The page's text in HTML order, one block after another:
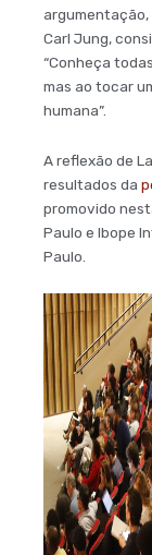
argumentação,
Carl Jung,
“Conheça
mas ao tocar
humana”.
A reflexão de
resultados da
promovido
Paulo e Ibope
Paulo.